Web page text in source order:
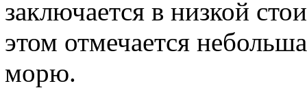
заключается в низкой
этом отмечается
морю.